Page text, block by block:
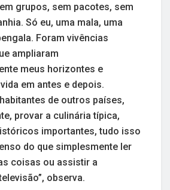
grupos, sem pacotes, sem
Só eu, uma mala, uma
Foram vivências
ampliaram
meus horizontes e
em antes e depois.
de outros países,
provar a culinária típica,
importantes, tudo isso
do que simplesmente ler
coisas ou assistir a
observa.